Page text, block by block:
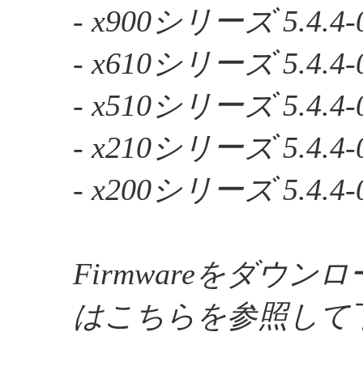
- x900シリーズ 5.4.4-
- x610シリーズ 5.4.4-
- x510シリーズ 5.4.4-
- x210シリーズ 5.4.4-
- x200シリーズ 5.4.4-
Firmwareをダウンロ
はこちらを参照して